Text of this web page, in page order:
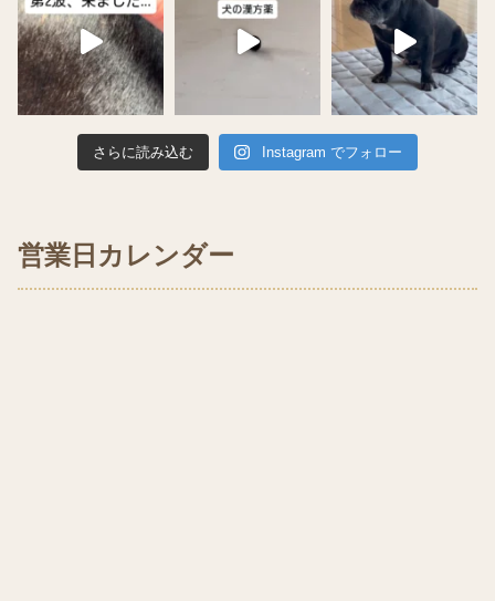
さらに読み込む Instagram でフォロー
営業日カレンダー